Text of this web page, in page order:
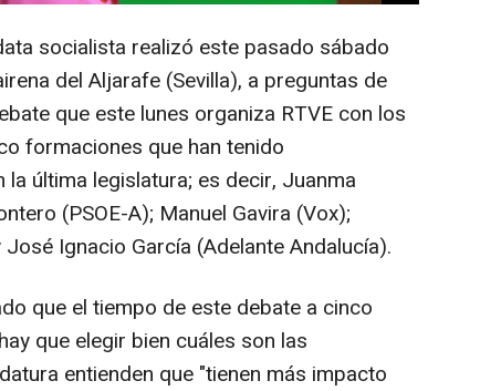
socialista realizó este pasado sábado
del Aljarafe (Sevilla), a preguntas de
que este lunes organiza RTVE con los
formaciones que han tenido
última legislatura; es decir, Juanma
(PSOE-A); Manuel Gavira (Vox);
Ignacio García (Adelante Andalucía).
que el tiempo de este debate a cinco
que elegir bien cuáles son las
entienden que "tienen más impacto